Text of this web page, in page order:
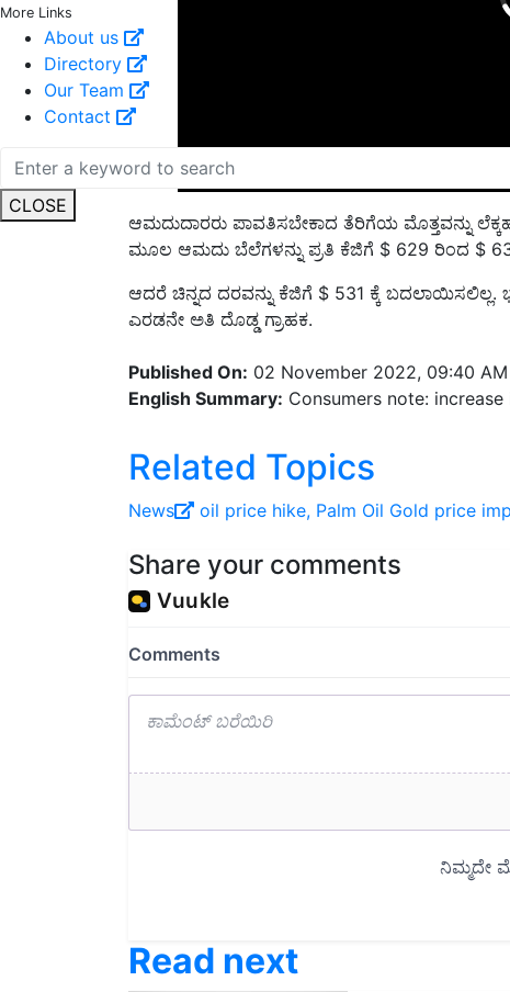
More Links
About us
Directory
Our Team
Contact
CLOSE
ಆಮದುದಾರರು ಪಾವತಿಸಬೇಕಾದ ತೆರಿಗೆಯ ಮೊತ್ತವನ್ನು
ಮೂಲ ಆಮದು ಬೆಲೆಗಳನ್ನು ಪ್ರತಿ ಕೆಜಿಗೆ $ 629 ರಿಂದ $
ಆದರೆ ಚಿನ್ನದ ದರವನ್ನು ಕೆಜಿಗೆ $ 531 ಕ್ಕೆ ಬದಲಾಯಿಸಲಿಲ್ಲ.
ಎರಡನೇ ಅತಿ ದೊಡ್ಡ ಗ್ರಾಹಕ.
English Summary:Consumers note: increase
Related Topics
News oil price hike, Palm Oil